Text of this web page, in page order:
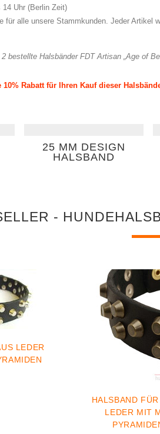
Uhr (Berlin Zeit)
für alle unsere Stammkunden. Jeder
bestellte Halsbänder FDT Artisan „Age of
10% Rabatt für Ihren Kauf dieser
25 MM DESIGN
HALSBAND
-
LEDER
HALSBAND
LEDER MIT